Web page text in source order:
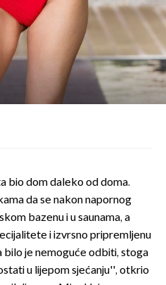
bio dom daleko od doma.
da se nakon napornog
bazenu i u saunama, a
i izvrsno pripremljenu
bilo je nemoguće odbiti, stoga
u lijepom sjećanju'', otkrio